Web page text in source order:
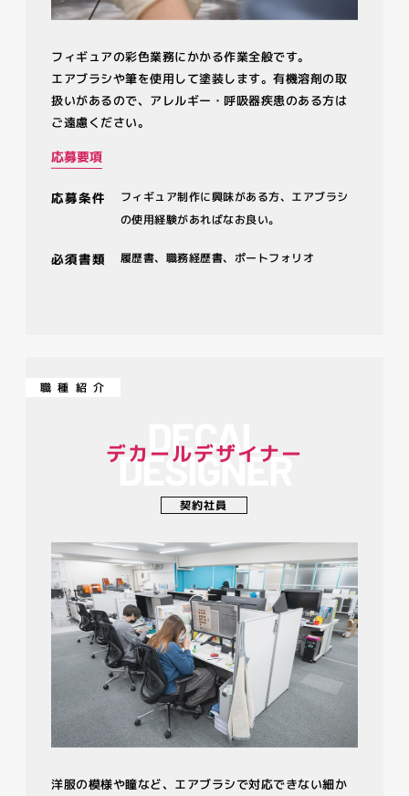
フィギュアの彩色業務にかかる作業全般です。
エアブラシや筆を使用して塗装します。有機溶剤の取
扱いがあるので、アレルギー・呼吸器疾患のある方は
ご遠慮ください。
応募要項
応募条件 フィギュア制作に興味がある方、エアブラシ
の使用経験があればなお良い。
必須書類 履歴書、職務経歴書、ポートフォリオ
職種紹介
DECAL
DESIGNER
デカールデザイナー
契約社員
洋服の模様や瞳など、エアブラシで対応できない細か